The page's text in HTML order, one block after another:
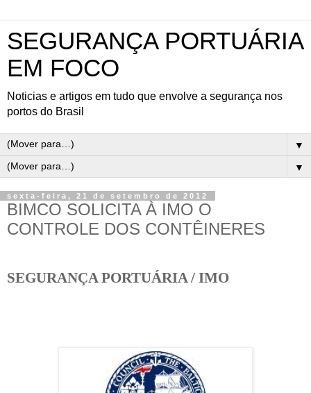
SEGURANÇA PORTUÁRIA
EM FOCO
Noticias e artigos em tudo que envolve a segurança nos
portos do Brasil
▼
▼
sexta-feira, 21 de setembro de 2012
BIMCO SOLICITA À IMO O
CONTROLE DOS CONTÊINERES
SEGURANÇA PORTUÁRIA / IMO